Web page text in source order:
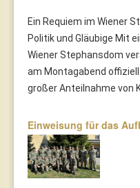
Ein Requiem im Wiener
Politik und Gläubige Mit
Wiener Stephansdom
am Montagabend
großer Anteilnahme von
Einweisung für das